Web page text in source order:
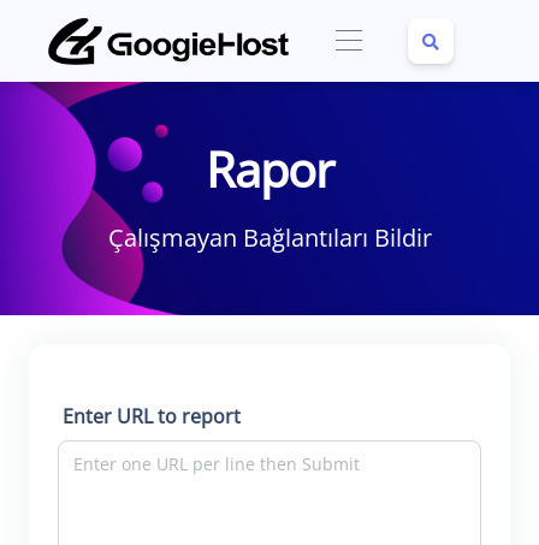
Rapor
Çalışmayan Bağlantıları Bildir
Enter URL to report